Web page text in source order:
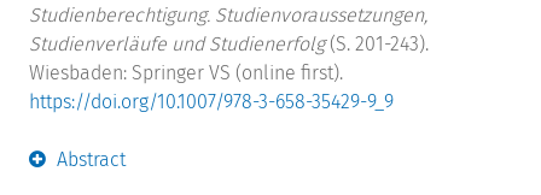
Studienberechtigung. Studienvoraussetzungen,
Studienverläufe und Studienerfolg(S. 201-243).
Wiesbaden: Springer VS (online first).
https://doi.org/10.1007/978-3-658-35429-9_9
Abstract